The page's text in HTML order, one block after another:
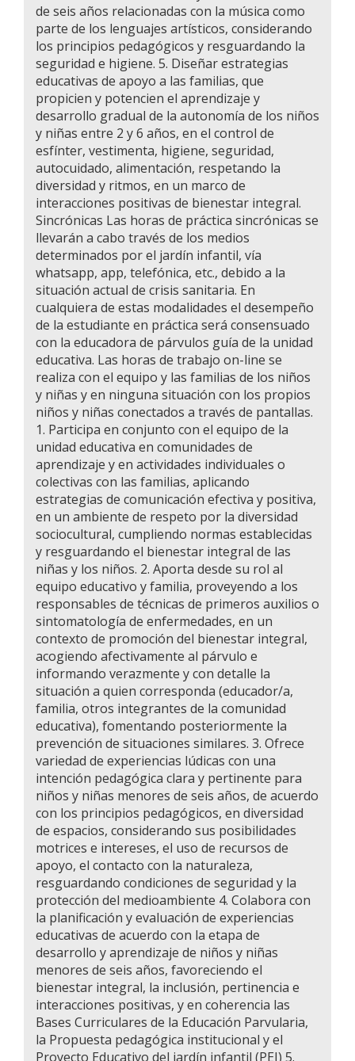
de seis años relacionadas con la música como
parte de los lenguajes artísticos, considerando
los principios pedagógicos y resguardando la
seguridad e higiene. 5. Diseñar estrategias
educativas de apoyo a las familias, que
propicien y potencien el aprendizaje y
desarrollo gradual de la autonomía de los niños
y niñas entre 2 y 6 años, en el control de
esfínter, vestimenta, higiene, seguridad,
autocuidado, alimentación, respetando la
diversidad y ritmos, en un marco de
interacciones positivas de bienestar integral.
Sincrónicas Las horas de práctica sincrónicas se
llevarán a cabo través de los medios
determinados por el jardín infantil, vía
whatsapp, app, telefónica, etc., debido a la
situación actual de crisis sanitaria. En
cualquiera de estas modalidades el desempeño
de la estudiante en práctica será consensuado
con la educadora de párvulos guía de la unidad
educativa. Las horas de trabajo on-line se
realiza con el equipo y las familias de los niños
y niñas y en ninguna situación con los propios
niños y niñas conectados a través de pantallas.
1. Participa en conjunto con el equipo de la
unidad educativa en comunidades de
aprendizaje y en actividades individuales o
colectivas con las familias, aplicando
estrategias de comunicación efectiva y positiva,
en un ambiente de respeto por la diversidad
sociocultural, cumpliendo normas establecidas
y resguardando el bienestar integral de las
niñas y los niños. 2. Aporta desde su rol al
equipo educativo y familia, proveyendo a los
responsables de técnicas de primeros auxilios o
sintomatología de enfermedades, en un
contexto de promoción del bienestar integral,
acogiendo afectivamente al párvulo e
informando verazmente y con detalle la
situación a quien corresponda (educador/a,
familia, otros integrantes de la comunidad
educativa), fomentando posteriormente la
prevención de situaciones similares. 3. Ofrece
variedad de experiencias lúdicas con una
intención pedagógica clara y pertinente para
niños y niñas menores de seis años, de acuerdo
con los principios pedagógicos, en diversidad
de espacios, considerando sus posibilidades
motrices e intereses, el uso de recursos de
apoyo, el contacto con la naturaleza,
resguardando condiciones de seguridad y la
protección del medioambiente 4. Colabora con
la planificación y evaluación de experiencias
educativas de acuerdo con la etapa de
desarrollo y aprendizaje de niños y niñas
menores de seis años, favoreciendo el
bienestar integral, la inclusión, pertinencia e
interacciones positivas, y en coherencia las
Bases Curriculares de la Educación Parvularia,
la Propuesta pedagógica institucional y el
Proyecto Educativo del jardín infantil (PEI) 5.